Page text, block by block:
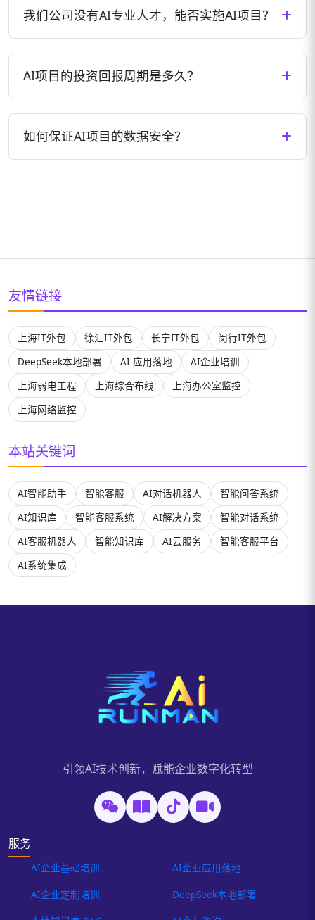
个月，中型项目3-6个月，大型复杂项目可能需要6-12
个月。我们会在项目启动前提供详细的时间规划。
我们公司没有AI专业人才，能否实施AI项目？
们的团队会负责技术实施，同时培训您的团队掌握必
要的操作和维护技能。
AI项目的投资回报周期是多久？
决策类项目可能在6-12个月内产生明显回报，而创新
型应用可能需要1-2年时间实现价值最大化。我们会帮
如何保证AI项目的数据安全？
友情链接
上海IT外包 徐汇IT外包 长宁IT外包
闵行IT外包
DeepSeek本地部署
AI 应用落地
AI企业培训
上海弱电工程
上海综合布线
上海办公室监控
上海网络监控
本站关键词
AI智能助手 智能客服 AI对话机器人
智能问答系统
AI知识库
智能客服系统 AI解决方案
智能对话系统
AI客服机器人
智能知识库 AI云服务
智能客服平台
AI系统集成
引领AI技术创新，赋能企业数字化转型
服务
AI企业基础培训
AI企业应用落地
AI企业定制培训
DeepSeek本地部署